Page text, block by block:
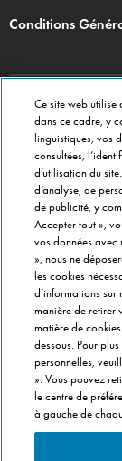
Conditions
DOMINO'S PIZZA
Commander en ligne
A propos de Domino's
Paramètres des cookies
CONTACT
Service Clients
Siège social
Gérer vos préférences
FRANCHISÉ
Franchise Domino's
Ce site web utilise
dans ce cadre, y
linguistiques, vos
consultées,
d’utilisation du
d’analyse, de
de publicité, y
Accepter tout »,
vos données avec
», nous ne
les cookies
d’informations
manière de retirer
matière de
dessous. Pour
personnelles,
». Vous pouvez
le centre de
à gauche de